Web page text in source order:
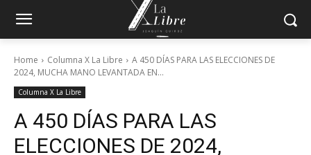
Home Columna X La Libre
A 450 DÍAS PARA LAS ELECCIONES DE
2024, MUCHA MANO LEVANTADA EN...
Columna X La Libre
A 450 DÍAS PARA LAS
ELECCIONES DE 2024,